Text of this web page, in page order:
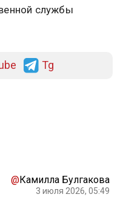
службы
Tg
@Камилла Булгакова
3 июля 2026, 05:49